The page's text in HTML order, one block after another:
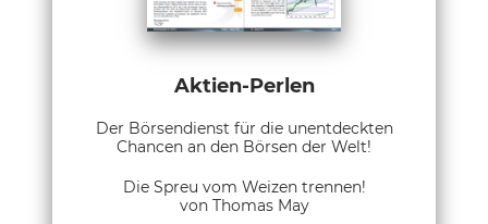
Aktien-Perlen
Der Börsendienst für die unentdeckten
Chancen an den Börsen der Welt!
Die Spreu vom Weizen trennen!
von Thomas May